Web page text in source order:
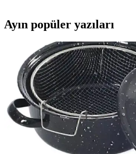
Ayın popüler yazıları